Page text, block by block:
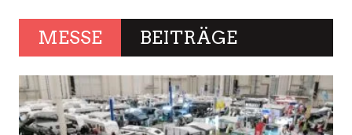
MESSE BEITRÄGE